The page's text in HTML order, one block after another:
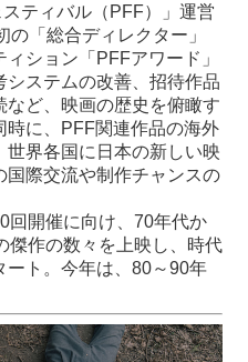
ティバル（PFF）」運営
「総合ディレクター」
ション「PFFアワード」
ステムの改善、招待作品
ど、映画の歴史を俯瞰す
時に、PFF関連作品の海外
界各国に日本の新しい映
際交流や制作チャンスの
回開催に向け、70年代か
傑作の数々を上映し、時代
ート。今年は、80～90年